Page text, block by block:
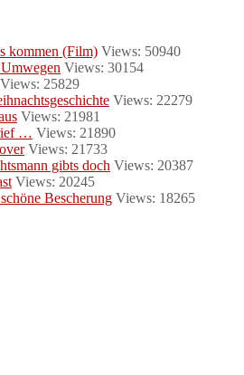
kommen (Film) Views: 50940
Views: 30154
Views: 25829
Views: 22279
Views: 21981
… Views: 21890
Views: 21733
gibts doch Views: 20387
Views: 20245
Bescherung Views: 18265